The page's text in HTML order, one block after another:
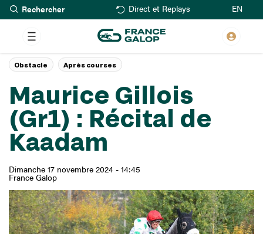
Aller
au
contenu
principal
Rechercher Direct et Replays EN
Maurice Gillois
(Gr1) : Récital de
Kaadam
Dimanche 17 novembre 2024 - 14:45
France Galop
Obstacle Après courses